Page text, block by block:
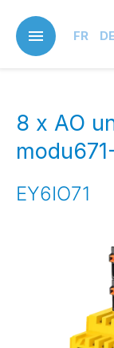
main
content
FR
8 x AO
EY6IO71